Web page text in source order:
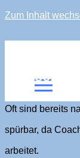
Zum Inhalt
Wie
Oft sind bereits
spürbar, da
arbeitet.